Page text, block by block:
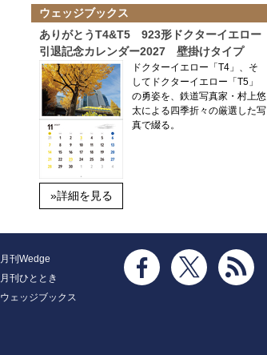
ウェッジブックス
ありがとうT4&T5 923形ドクターイエロー
引退記念カレンダー2027 壁掛けタイプ
»詳細を見る
ドクターイエロー「T4」、そ
してドクターイエロー「T5」
の勇姿を、鉄道写真家・村上悠
太による四季折々の厳選した写
真で綴る。
月刊Wedge
月刊ひととき
ウェッジブックス